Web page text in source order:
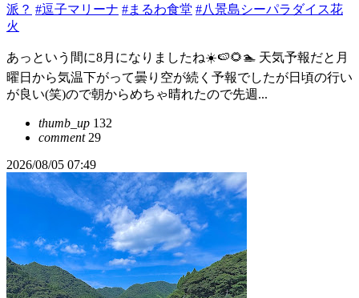
派？ #逗子マリーナ #まるわ食堂 #八景島シーパラダイス花
火
あっという間に8月になりましたね☀️🍉🌻🏊 天気予報だと月
曜日から気温下がって曇り空が続く予報でしたが日頃の行い
が良い(笑)ので朝からめちゃ晴れたので先週...
thumb_up 132
comment29
2026/08/05 07:49